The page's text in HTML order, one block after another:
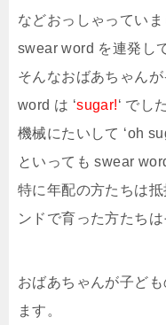
などおっしゃってい
swear word を連発し
そんなおばあちゃん
word は ‘sugar!‘ でし
機械にたいして ‘oh
といっても swear
特に年配の方たちは
ンドで育った方たち
おばあちゃんが子ど
ます。